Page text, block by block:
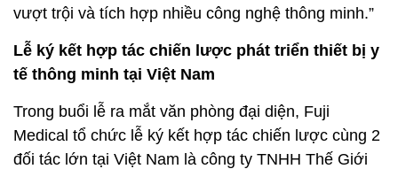
vượt trội và tích hợp nhiều công nghệ thông minh.”
Lễ ký kết hợp tác chiến lược phát triển thiết bị y
tế thông minh tại Việt Nam
Trong buổi lễ ra mắt văn phòng đại diện, Fuji
Medical tổ chức lễ ký kết hợp tác chiến lược cùng 2
đối tác lớn tại Việt Nam là công ty TNHH Thế Giới